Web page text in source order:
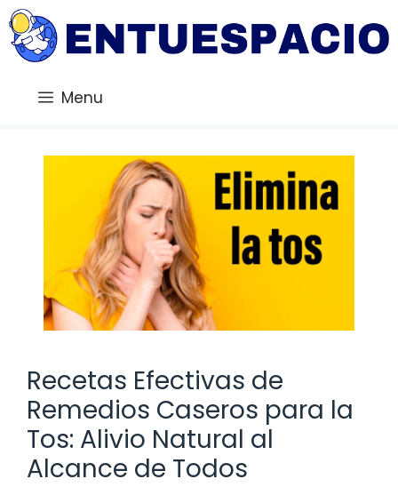
Saltar
al
contenido
Menu
Recetas Efectivas de
Remedios Caseros para la
Tos: Alivio Natural al
Alcance de Todos